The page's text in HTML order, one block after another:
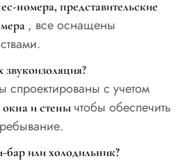
номера, представительские
, все оснащены
спроектированы с учетом
и стены чтобы обеспечить
бар или холодильник?